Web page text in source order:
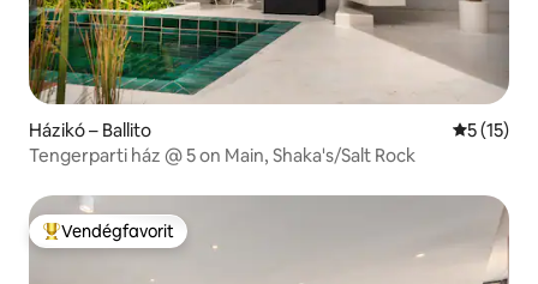
Házikó – Ballito Átlagos
5 (15)
Tengerparti ház @ 5 on Main, Shaka's/Salt Rock
Kiemelt vendégfavorit
Vendégfavorit